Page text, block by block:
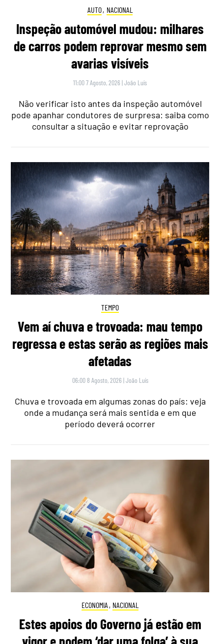
AUTO, NACIONAL
Inspeção automóvel mudou: milhares
de carros podem reprovar mesmo sem
avarias visíveis
11:00 7 Agosto, 2026 |João Luís
Não verificar isto antes da inspeção automóvel
pode apanhar condutores de surpresa: saiba como
consultar a situação e evitar reprovação
TEMPO
Vem aí chuva e trovoada: mau tempo
regressa e estas serão as regiões mais
afetadas
06:00 8 Agosto, 2026 |João Luís
Chuva e trovoada em algumas zonas do país: veja
onde a mudança será mais sentida e em que
período deverá ocorrer
ECONOMIA , NACIONAL
Estes apoios do Governo já estão em